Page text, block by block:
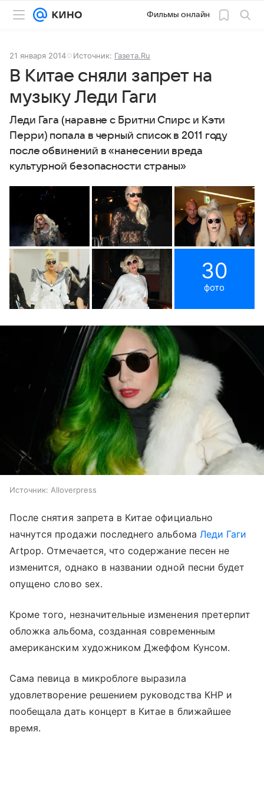
Фильмы онлайн
21 января 2014 Источник: Газета.Ru
В Китае сняли запрет на
музыку Леди Гаги
Леди Гага (наравне с Бритни Спирс и Кэти
Перри) попала в черный список в 2011 году
после обвинений в «нанесении вреда
культурной безопасности страны»
30
фото
Источник: Alloverpress
После снятия запрета в Китае официально
начнутся продажи последнего альбома Леди Гаги
Artpop. Отмечается, что содержание песен не
изменится, однако в названии одной песни будет
опущено слово sex.
Кроме того, незначительные изменения претерпит
обложка альбома, созданная современным
американским художником Джеффом Кунсом.
Сама певица в микроблоге выразила
удовлетворение решением руководства КНР и
пообещала дать концерт в Китае в ближайшее
время.